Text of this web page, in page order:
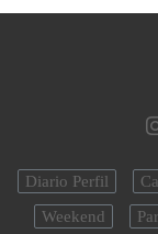
Diario Perfil
Weekend